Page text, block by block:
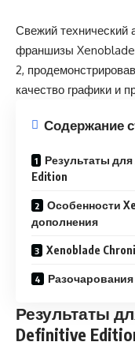
Свежий технический
франшизы Xenoblade
2,
качество графики и
Содержание
Результаты для
Edition
Особенности
дополнения
Xenoblade
Разочарования
Результаты
Definitive